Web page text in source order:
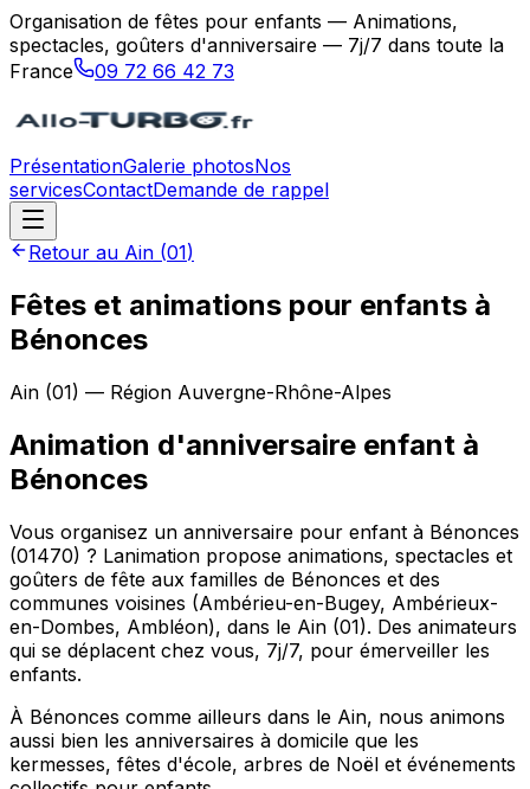
Organisation de fêtes pour enfants — Animations,
spectacles, goûters d'anniversaire — 7j/7 dans toute la
France
09 72 66 42 73
PrésentationGalerie photosNos
servicesContactDemande de rappel
Retour au Ain (01)
Fêtes et animations pour enfants à
Bénonces
Ain (01) — Région Auvergne-Rhône-Alpes
Animation d'anniversaire enfant à
Bénonces
Vous organisez un anniversaire pour enfant à Bénonces
(01470) ? Lanimation propose animations, spectacles et
goûters de fête aux familles de Bénonces et des
communes voisines (Ambérieu-en-Bugey, Ambérieux-
en-Dombes, Ambléon), dans le Ain (01). Des animateurs
qui se déplacent chez vous, 7j/7, pour émerveiller les
enfants.
À Bénonces comme ailleurs dans le Ain, nous animons
aussi bien les anniversaires à domicile que les
kermesses, fêtes d'école, arbres de Noël et événements